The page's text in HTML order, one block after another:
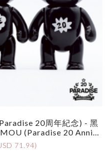
20周年紀念) - 黑
(Paradise 20 Annive
71.94)